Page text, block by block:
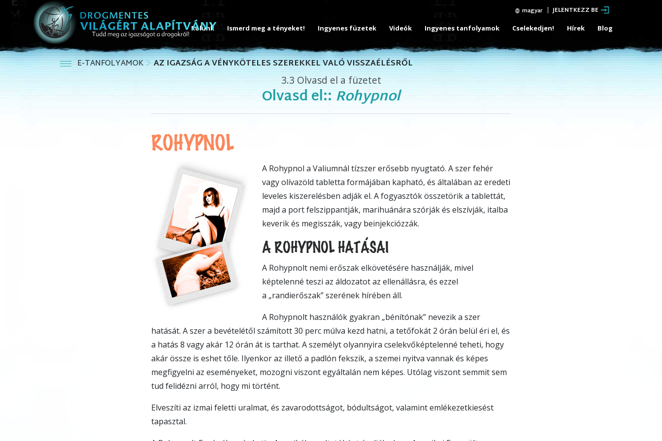
magyar JELENTKEZZ BE
Rólunk Ismerd meg a tényeket! Ingyenes füzetek Videók Ingyenes tanfolyamok Cselekedjen! Hírek Blog
E-TANFOLYAMOK AZ IGAZSÁG A VÉNYKÖTELES SZEREKKEL VALÓ VISSZAÉLÉSRŐL
3.3 Olvasd el a füzetet
Olvasd el:: Rohypnol
ROHYPNOL
A Rohypnol a Valiumnál tízszer erősebb nyugtató. A szer fehér
vagy olívazöld tabletta formájában kapható, és általában az eredeti
leveles kiszerelésben adják el. A fogyasztók összetörik a tablettát,
majd a port felszippantják, marihuánára szórják és elszívják, italba
keverik és megisszák, vagy beinjekciózzák.
A ROHYPNOL HATÁSAI
A Rohypnolt nemi erőszak elkövetésére használják, mivel
képtelenné teszi az áldozatot az ellenállásra, és ezzel
a „randierőszak” szerének hírében áll.
A Rohypnolt használók gyakran „bénítónak” nevezik a szer
hatását. A szer a bevételétől számított 30 perc múlva kezd hatni, a tetőfokát 2 órán belül éri el, és
a hatás 8 vagy akár 12 órán át is tarthat. A személyt olyannyira cselekvőképtelenné teheti, hogy
akár össze is eshet tőle. Ilyenkor az illető a padlón fekszik, a szemei nyitva vannak és képes
megfigyelni az eseményeket, mozogni viszont egyáltalán nem képes. Utólag viszont semmit sem
tud felidézni arról, hogy mi történt.
Elveszíti az izmai feletti uralmat, és zavarodottságot, bódultságot, valamint emlékezetkiesést
tapasztal.